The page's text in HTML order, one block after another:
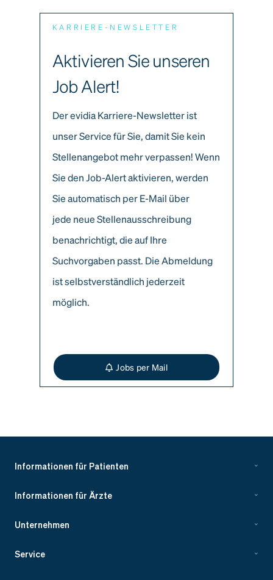
KARRIERE-NEWSLETTER
Aktivieren Sie unseren
Job Alert!
Der evidia Karriere-Newsletter ist
unser Service für Sie, damit Sie kein
Stellenangebot mehr verpassen! Wenn
Sie den Job-Alert aktivieren, werden
Sie automatisch per E-Mail über
jede neue Stellenausschreibung
benachrichtigt, die auf Ihre
Suchvorgaben passt. Die Abmeldung
ist selbstverständlich jederzeit
möglich.
Jobs per Mail
Informationen für Patienten
Informationen für Ärzte
Unternehmen
Service